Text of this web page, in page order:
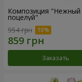
Композиция "Нежный
поцелуй"
954 грн
Заказать